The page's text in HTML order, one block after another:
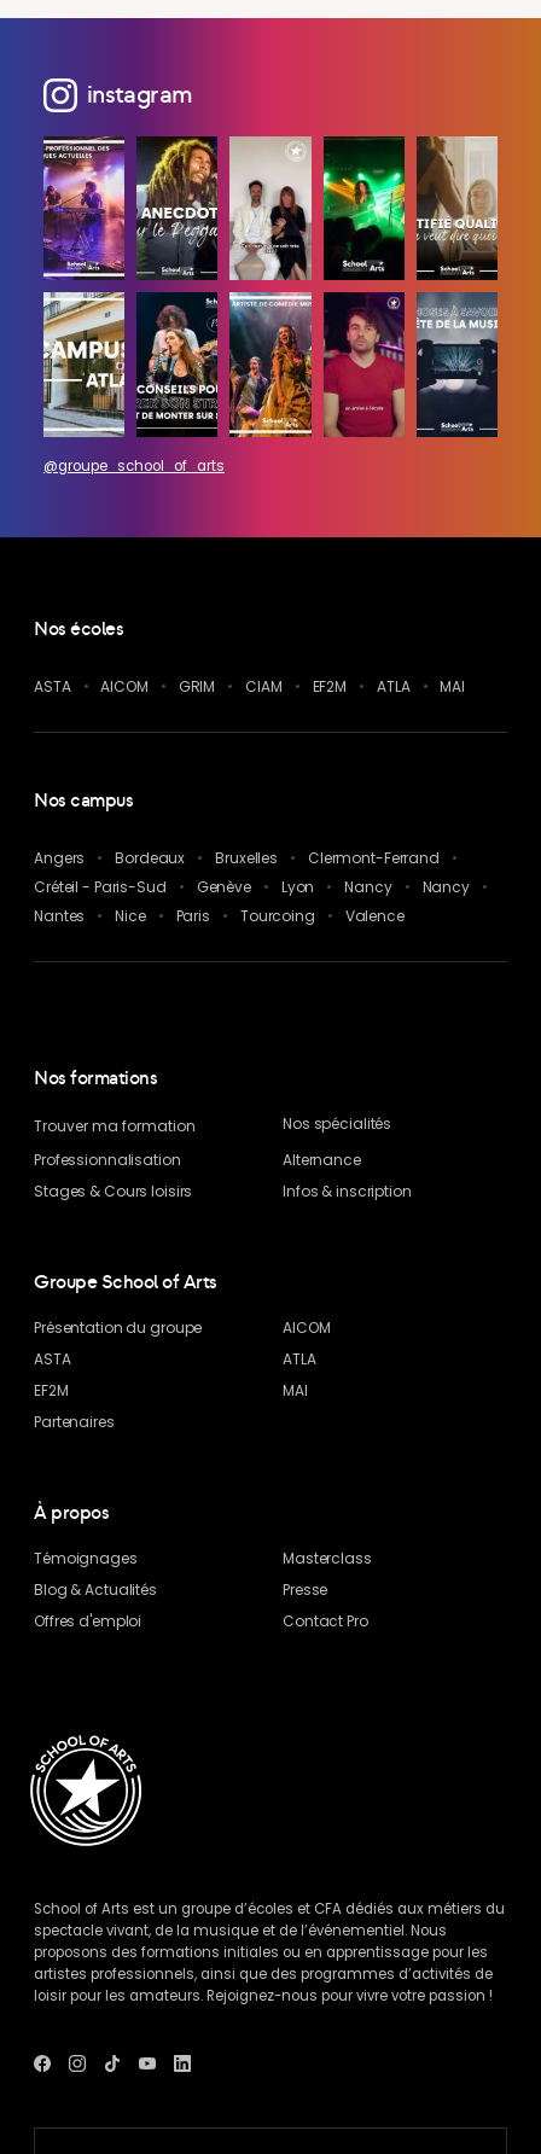
instagram
@groupe_school_of_arts
Nos écoles
ASTA AICOM GRIM CIAM EF2M ATLA MAI
Nos campus
Angers Bordeaux Bruxelles
Clermont-Ferrand
Créteil - Paris-Sud
Genève Lyon Nancy
Nancy
Nantes
Nice Paris Tourcoing Valence
Nos formations
Trouver ma formation
Nos spécialités
Professionnalisation
Alternance
Stages & Cours loisirs
Infos & inscription
Groupe School of Arts
Présentation du groupe
AICOM
ASTA
ATLA
EF2M
MAI
Partenaires
À propos
Témoignages
Masterclass
Blog & Actualités
Presse
Offres d'emploi
Contact Pro
School of Arts est un groupe d’écoles et CFA dédiés aux métiers du
spectacle vivant, de la musique et de l’événementiel. Nous
proposons des formations initiales ou en apprentissage pour les
artistes professionnels, ainsi que des programmes d’activités de
loisir pour les amateurs. Rejoignez-nous pour vivre votre passion !
Voir
de
Voir
de
Voir
Tok
Voir
de
de